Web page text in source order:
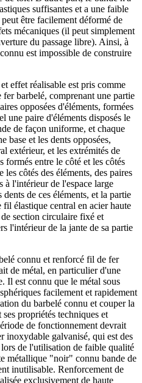
suffisantes et a une faible
être facilement déformé de
mécaniques (il peut simplement
du passage libre). Ainsi, à
est impossible de construire
effet réalisable est pris comme
barbelé, comprenant une partie
opposées d'éléments, formées
une paire d'éléments disposés le
de façon uniforme, et chaque
base et les dents opposées,
extérieur, et les extrémités de
formés entre le côté et les côtés
côtés des éléments, des paires
à l'intérieur de l'espace large
de ces éléments, et la partie
fil élastique central en acier haute
section circulaire fixé et
l'intérieur de la jante de sa partie
connu et renforcé fil de fer
de métal, en particulier d'une
Il est connu que le métal sous
facilement et rapidement
du barbelé connu et couper la
propriétés techniques et
de fonctionnement devrait
inoxydable galvanisé, qui est des
de l'utilisation de faible qualité
métallique "noir" connu bande de
inutilisable. Renforcement de
exclusivement de haute